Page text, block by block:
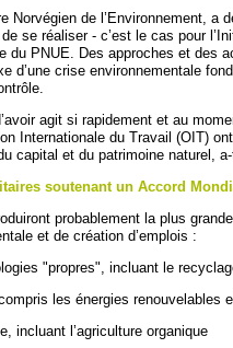
Norvégien de l’Environnement, a
se réaliser - c’est le cas pour
du PNUE. Des approches et des
d’une crise environnementale
agit si rapidement et au
Internationale du Travail (OIT)
capital et du patrimoine naturel, a-
soutenant un Accord
probablement la plus
et de création d’emplois :
"propres", incluant le
les énergies renouvelables
incluant l’agriculture organique